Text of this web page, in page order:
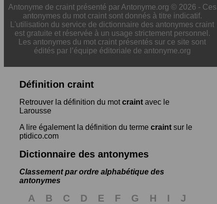
Antonyme de craint présenté par Antonyme.org © 2026 - Ces
antonymes du mot craint sont donnés à titre indicatif.
L'utilisation du service de dictionnaire des antonymes craint
est gratuite et réservée à un usage strictement personnel.
Les antonymes du mot craint présentés sur ce site sont
édités par l’équipe éditoriale de antonyme.org
Définition craint
Retrouver la définition du motcraint avec le
Larousse
A lire également la définition du terme craint sur le
ptidico.com
Dictionnaire des antonymes
Classement par ordre alphabétique des
antonymes
A B C D E F G H I J